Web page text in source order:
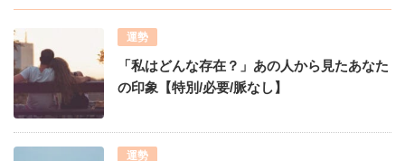
運勢
「私はどんな存在？」あの人から見たあなた
の印象【特別/必要/脈なし】
運勢